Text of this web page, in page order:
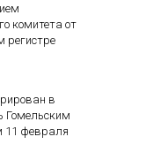
комитета от
регистре
в
Гомельским
11 февраля